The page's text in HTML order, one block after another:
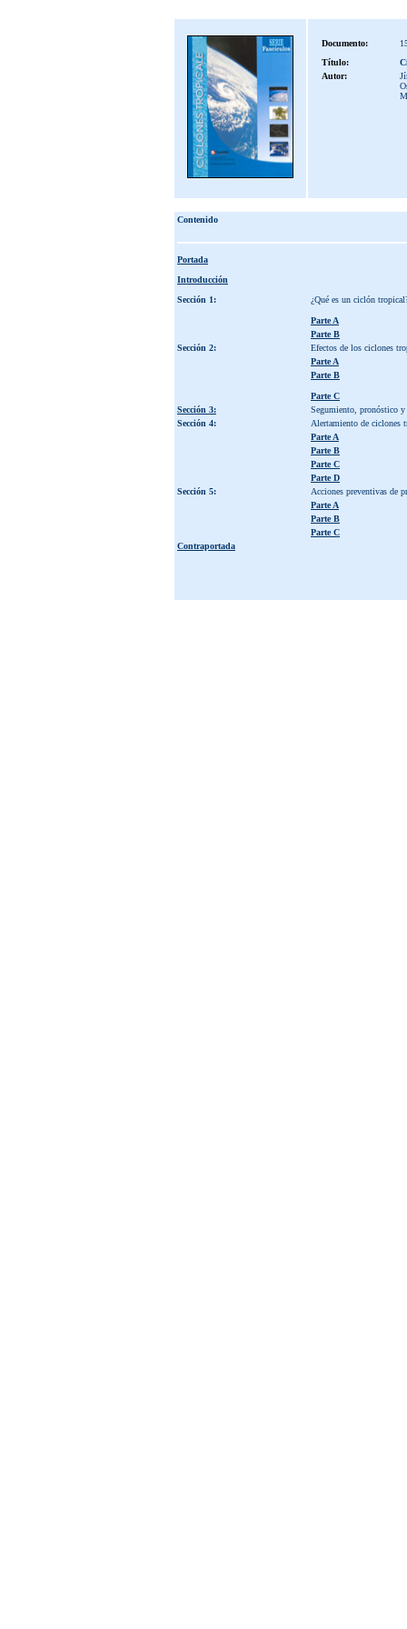
Documento:
Título:
Autor:
Contenido
Portada
Introducción
Sección 1:
¿Qué es un ciclón
Parte A
Parte B
Sección 2:
Efectos de los ciclones
Parte A
Parte B
Parte C
Sección 3:
Segumiento, pronóstico
Sección 4:
Alertamiento de ciclones
Parte A
Parte B
Parte C
Parte D
Sección 5:
Acciones preventivas de
Parte A
Parte B
Parte C
Contraportada